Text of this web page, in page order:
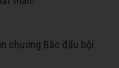
chương Bắc đẩu bội